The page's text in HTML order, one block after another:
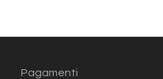
Pagamenti